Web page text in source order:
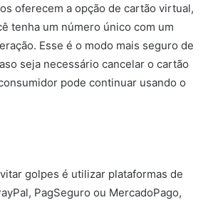
oferecem a opção de cartão virtual,
tenha um número único com um
Esse é o modo mais seguro de
seja necessário cancelar o cartão
pode continuar usando o
golpes é utilizar plataformas de
PagSeguro ou MercadoPago,